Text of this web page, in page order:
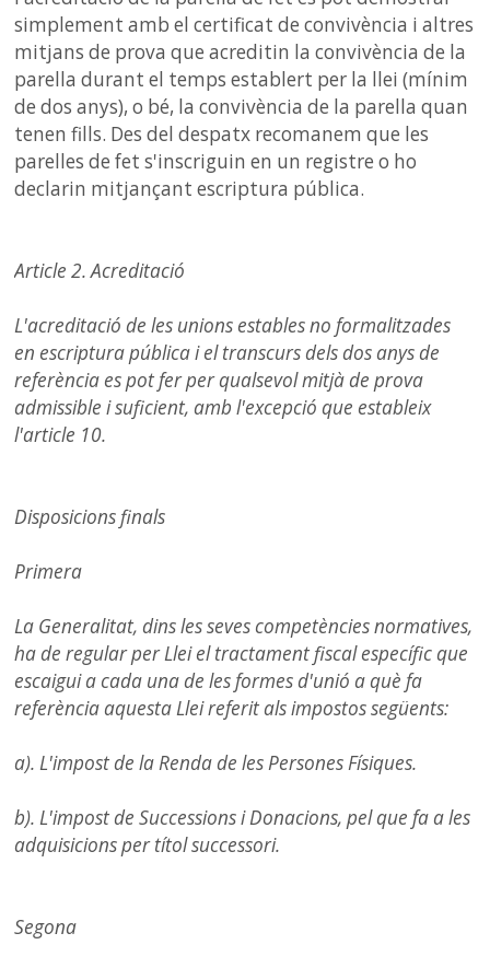
simplement amb el certificat de convivència i altres
mitjans de prova que acreditin la convivència de la
parella durant el temps establert per la llei (mínim
de dos anys), o bé, la convivència de la parella quan
tenen fills. Des del despatx recomanem que les
parelles de fet s'inscriguin en un registre o ho
declarin mitjançant escriptura pública.
Article 2.Acreditació
L'acreditació de les unions estables no formalitzades
en escriptura pública i el transcurs dels dos anys de
referència es pot fer per qualsevol mitjà de prova
admissible i suficient, amb l'excepció que estableix
l'article 10.
Disposicions finals
Primera
La Generalitat, dins les seves competències normatives,
ha de regular per Llei el tractament fiscal específic que
escaigui a cada una de les formes d'unió a què fa
referència aquesta Llei referit als impostos següents:
a). L'impost de la Renda de les Persones Físiques.
b). L'impost de Successions i Donacions, pel que fa a les
adquisicions per títol successori.
Segona